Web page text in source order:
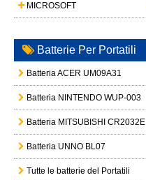
MICROSOFT
Batterie Per Portatili
Batteria ACER UM09A31
Batteria NINTENDO WUP-003
Batteria MITSUBISHI CR2032E
Batteria UNNO BL07
Tutte le batterie del Portatili